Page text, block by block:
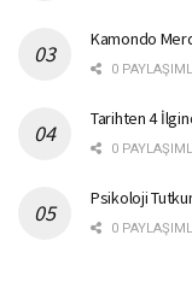
Kamondo
0
Tarihten 4
0
Psikoloji
0